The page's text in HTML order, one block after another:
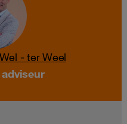
- ter Weel